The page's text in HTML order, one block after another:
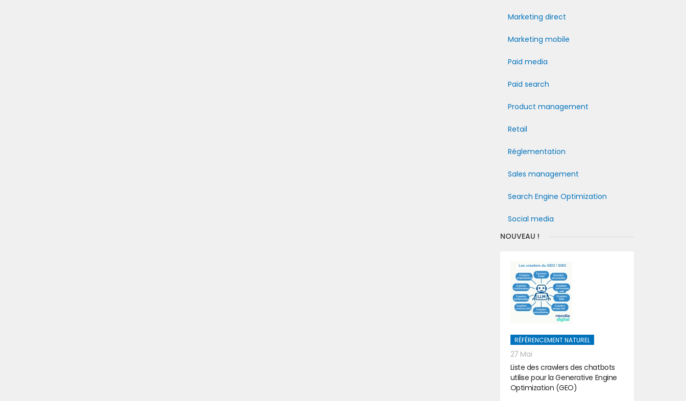
Marketing direct
Marketing mobile
Paid media
Paid search
Product management
Retail
Réglementation
Sales management
Search Engine Optimization
Social media
NOUVEAU !
RÉFÉRENCEMENT NATUREL
27 Mai
Liste des crawlers des chatbots
utilise pour la Generative Engine
Optimization (GEO)